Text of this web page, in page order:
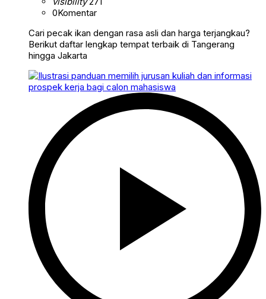
0Komentar
Cari pecak ikan dengan rasa asli dan harga terjangkau?
Berikut daftar lengkap tempat terbaik di Tangerang
hingga Jakarta